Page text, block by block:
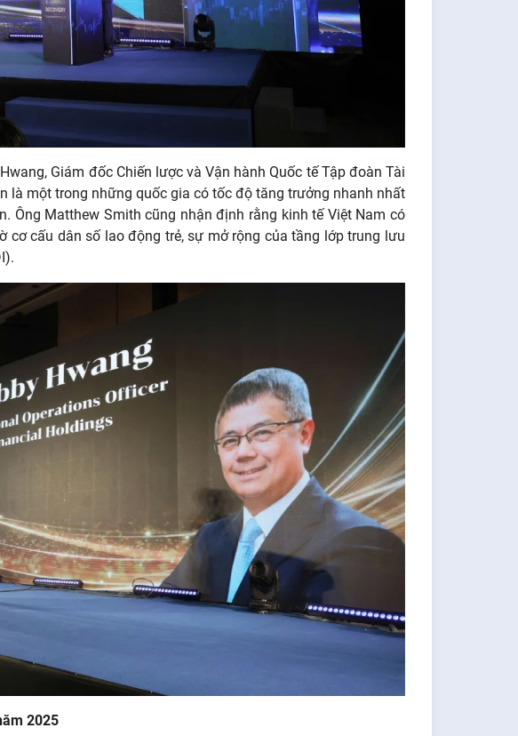
Giám đốc Chiến lược và Vận hành Quốc tế Tập đoàn Tài
là một trong những quốc gia có tốc độ tăng trưởng nhanh nhất
Ông Matthew Smith cũng nhận định rằng kinh tế Việt Nam có
cơ cấu dân số lao động trẻ, sự mở rộng của tầng lớp trung lưu
2025